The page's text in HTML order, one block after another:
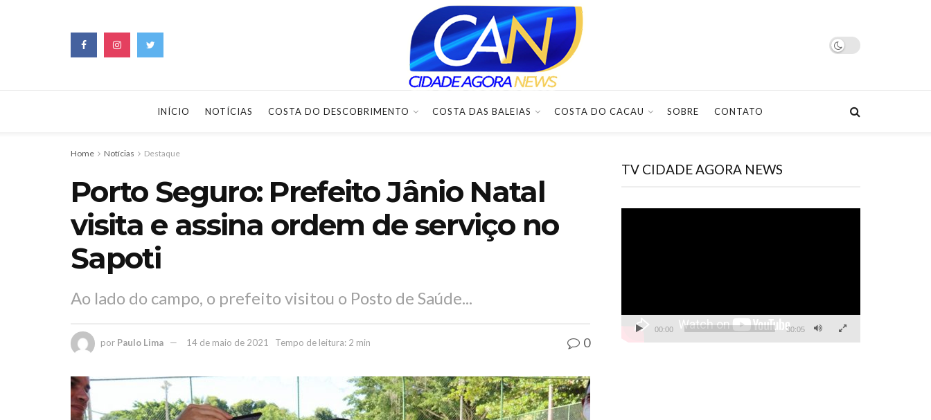
INÍCIO NOTÍCIAS COSTA DO DESCOBRIMENTO COSTA DAS BALEIAS COSTA DO CACAU SOBRE CONTATO
Home Notícias Destaque
Porto Seguro: Prefeito Jânio Natal
visita e assina ordem de serviço no
Sapoti
Ao lado do campo, o prefeito visitou o Posto de Saúde...
por Paulo Lima 14 de maio de 2021 Tempo de leitura: 2 min 0
TV CIDADE AGORA NEWS
00:00 30:05